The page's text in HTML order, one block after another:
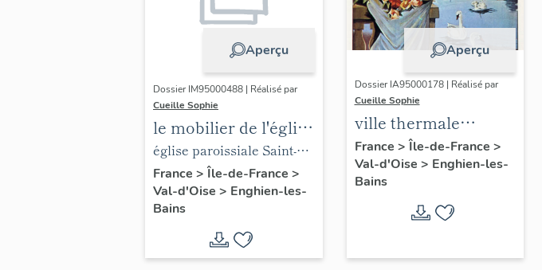
Aperçu
Dossier IM95000488 | Réalisé par
Cueille Sophie
le mobilier de l'église
paroissiale Saint-
Joseph
église paroissiale Saint-
Joseph
France > Île-de-France >
Val-d'Oise > Enghien-les-
Bains
Aperçu
Dossier IA95000178 | Réalisé par
Cueille Sophie
ville thermale
d'Enghien-les-Bains
France > Île-de-France >
Val-d'Oise > Enghien-les-
Bains